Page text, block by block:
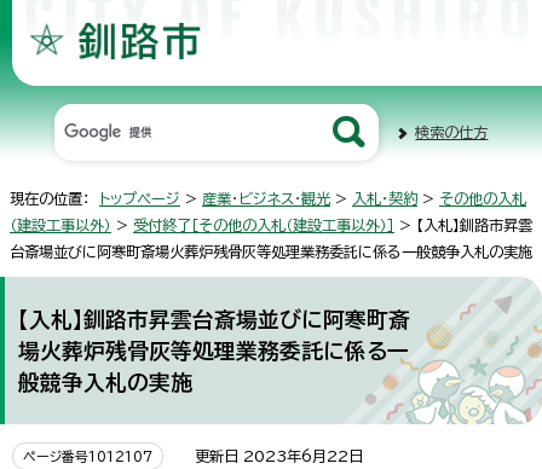
検索の仕方
現在の位置： トップページ > 産業・ビジネス・観光 > 入札・契約 > その他の入札
（建設工事以外） > 受付終了［その他の入札（建設工事以外）］
> 【入札】釧路市昇雲
台斎場並びに阿寒町斎場火葬炉残骨灰等処理業務委託に係る一般競争入札の実施
【入札】釧路市昇雲台斎場並びに阿寒町斎
場火葬炉残骨灰等処理業務委託に係る一
般競争入札の実施
ページ番号1012107 更新日 2023年6月22日